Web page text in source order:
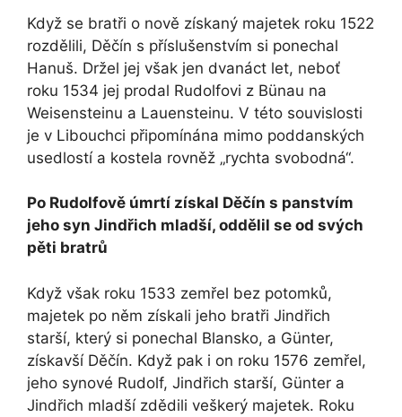
Když se bratři o nově získaný majetek roku 1522
rozdělili, Děčín s příslušenstvím si ponechal
Hanuš. Držel jej však jen dvanáct let, neboť
roku 1534 jej prodal Rudolfovi z Bünau na
Weisensteinu a Lauensteinu. V této souvislosti
je v Libouchci připomínána mimo poddanských
usedlostí a kostela rovněž „rychta svobodná“.
Po Rudolfově úmrtí získal Děčín s panstvím
jeho syn Jindřich mladší, oddělil se od svých
pěti bratrů
Když však roku 1533 zemřel bez potomků,
majetek po něm získali jeho bratři Jindřich
starší, který si ponechal Blansko, a Günter,
získavší Děčín. Když pak i on roku 1576 zemřel,
jeho synové Rudolf, Jindřich starší, Günter a
Jindřich mladší zdědili veškerý majetek. Roku